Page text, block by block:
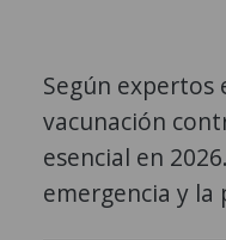
Según expertos
vacunación
esencial en
emergencia y la